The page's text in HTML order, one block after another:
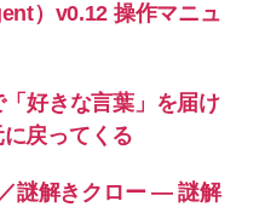
）v0.12 操作マニュ
好きな言葉」を届け
戻ってくる
謎解きクロー — 謎解